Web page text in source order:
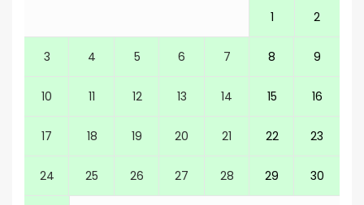
1 2
3 4 5 6 7 8 9
10 11 12 13 14 15 16
17 18 19 20 21 22 23
24 25 26 27 28 29 30